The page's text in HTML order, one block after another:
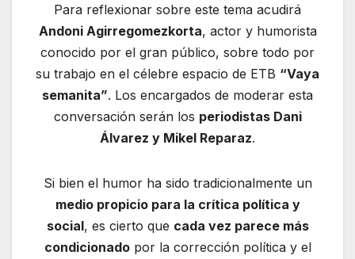
Para reflexionar sobre este tema acudirá
Andoni Agirregomezkorta, actor y humorista
conocido por el gran público, sobre todo por
su trabajo en el célebre espacio de ETB “Vaya
semanita”. Los encargados de moderar esta
conversación serán los periodistas Dani
Álvarez y Mikel Reparaz.
Si bien el humor ha sido tradicionalmente un
medio propicio para la crítica política y
social, es cierto que cada vez parece más
condicionadopor la corrección política y el